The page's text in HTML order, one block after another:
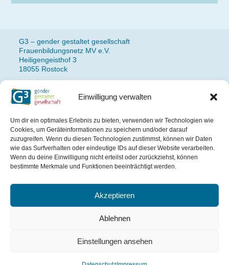
Einwilligung verwalten
Um dir ein optimales Erlebnis zu bieten, verwenden wir Technologien wie
Cookies, um Geräteinformationen zu speichern und/oder darauf
zuzugreifen. Wenn du diesen Technologien zustimmst, können wir Daten
wie das Surfverhalten oder eindeutige IDs auf dieser Website verarbeiten.
Wenn du deine Einwilligung nicht erteilst oder zurückziehst, können
bestimmte Merkmale und Funktionen beeinträchtigt werden.
Akzeptieren
Ablehnen
Einstellungen ansehen
G3 – gender gestaltet gesellschaft
Frauenbildungsnetz MV e.V.
Heiligengeisthof 3
18055 Rostock
Fon: 0381 490 77 14
Impressum
Datenschutz
Das Projekt wird gefördert
Mecklenburg-Vorpommern.